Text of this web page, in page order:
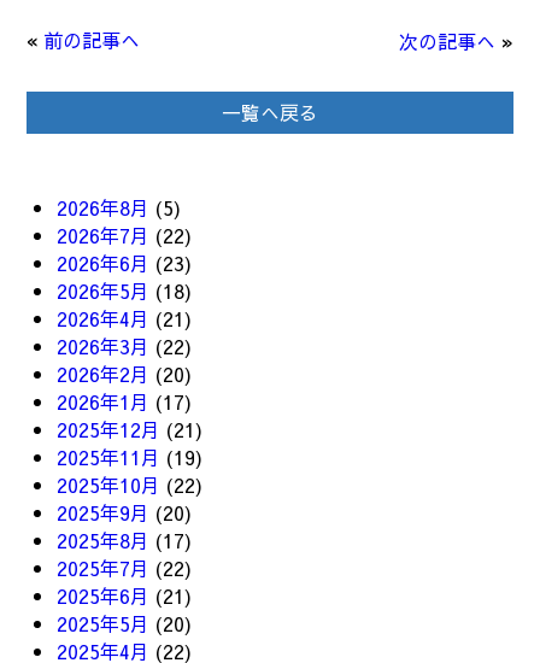
« 前の記事へ 次の記事へ »
一覧へ戻る
2026年8月 (5)
2026年7月 (22)
2026年6月 (23)
2026年5月 (18)
2026年4月 (21)
2026年3月 (22)
2026年2月 (20)
2026年1月 (17)
2025年12月 (21)
2025年11月 (19)
2025年10月 (22)
2025年9月 (20)
2025年8月 (17)
2025年7月 (22)
2025年6月 (21)
2025年5月 (20)
2025年4月 (22)